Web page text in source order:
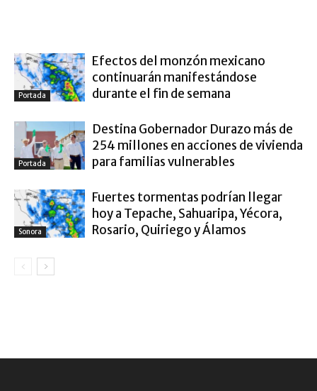
Portada
Efectos del monzón mexicano
continuarán manifestándose
durante el fin de semana
Portada
Destina Gobernador Durazo más de
254 millones en acciones de vivienda
para familias vulnerables
Sonora
Fuertes tormentas podrían llegar
hoy a Tepache, Sahuaripa, Yécora,
Rosario, Quiriego y Álamos